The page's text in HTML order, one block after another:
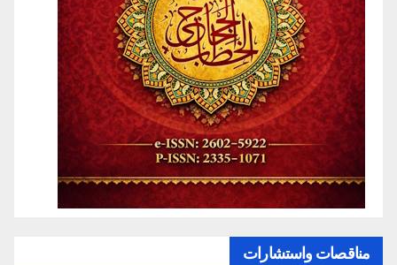
مناقصات واستشارات